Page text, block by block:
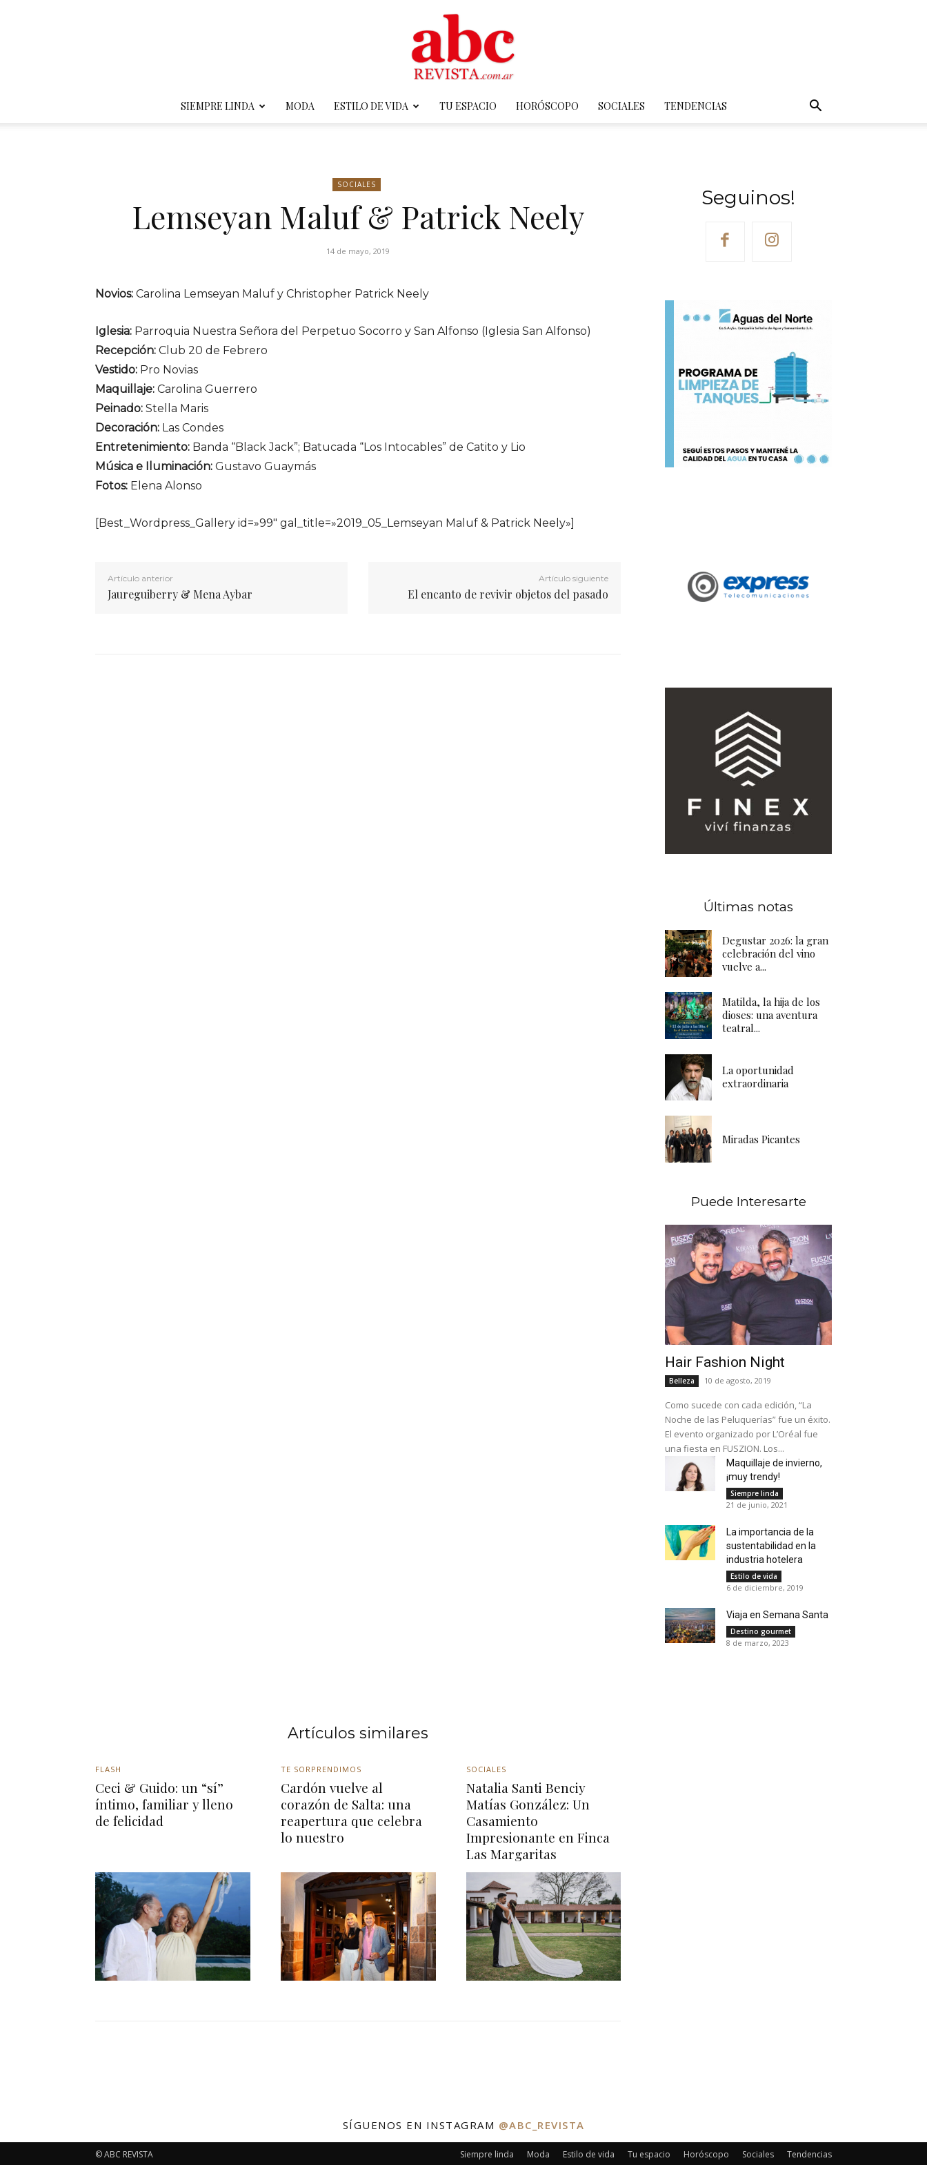
Revista
SIEMPRE LINDA MODA ESTILO DE VIDA TU ESPACIO HORÓSCOPO SOCIALES TENDENCIAS
SOCIALES
Lemseyan Maluf & Patrick Neely
14 de mayo, 2019
Novios: Carolina Lemseyan Maluf y Christopher Patrick Neely
Iglesia: Parroquia Nuestra Señora del Perpetuo Socorro y San Alfonso (Iglesia San Alfonso)
Recepción: Club 20 de Febrero
Vestido: Pro Novias
Maquillaje: Carolina Guerrero
Peinado: Stella Maris
Decoración: Las Condes
Entretenimiento: Banda “Black Jack”; Batucada “Los Intocables” de Catito y Lio
Música e Iluminación: Gustavo Guaymás
Fotos: Elena Alonso
[Best_Wordpress_Gallery id=»99″ gal_title=»2019_05_Lemseyan Maluf & Patrick Neely»]
Artículo anterior
Jaureguiberry & Mena Aybar
Artículo siguiente
El encanto de revivir objetos del pasado
Seguinos!
Últimas notas
Degustar 2026: la gran
celebración del vino
vuelve a...
Matilda, la hija de los
dioses: una aventura
teatral...
La oportunidad
extraordinaria
Miradas Picantes
Puede Interesarte
Hair Fashion Night
Belleza 10 de agosto, 2019
Como sucede con cada edición, “La
Noche de las Peluquerías” fue un éxito.
El evento organizado por L’Oréal fue
una fiesta en FUSZION. Los...
Maquillaje de invierno,
¡muy trendy!
Siempre linda
21 de junio, 2021
La importancia de la
sustentabilidad en la
industria hotelera
Estilo de vida
6 de diciembre, 2019
Viaja en Semana Santa
Destino gourmet
8 de marzo, 2023
Artículos similares
FLASH
Ceci & Guido: un “sí”
íntimo, familiar y lleno
de felicidad
TE SORPRENDIMOS
Cardón vuelve al
corazón de Salta: una
reapertura que celebra
lo nuestro
SOCIALES
Natalia Santi Benciy
Matías González: Un
Casamiento
Impresionante en Finca
Las Margaritas
SÍGUENOS EN INSTAGRAM @ABC_REVISTA
Siempre linda Moda Estilo de vida Tu espacio Horóscopo Sociales Tendencias
© ABC REVISTA